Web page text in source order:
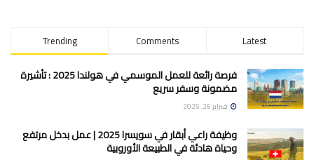
Trending Comments Latest
فرصة رائعة للعمل الموسمي في هولندا 2025 : تأشيرة
مضمونة وسفر سريع
فبراير 26, 2025
وظيفة راعي أبقار في سويسرا 2025 | عمل بدخل مرتفع
وحياة هادئة في الطبيعة الأوروبية